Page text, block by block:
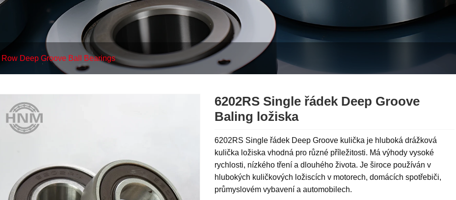
Deep Groove Ball Bearings
6202RS Single řádek Deep Groove
Baling ložiska
6202RS Single řádek Deep Groove kulička je hluboká drážková
kulička ložiska vhodná pro různé příležitosti. Má výhody vysoké
rychlosti, nízkého tření a dlouhého života. Je široce používán v
hlubokých kuličkových ložiscích v motorech, domácích spotřebiči,
průmyslovém vybavení a automobilech.